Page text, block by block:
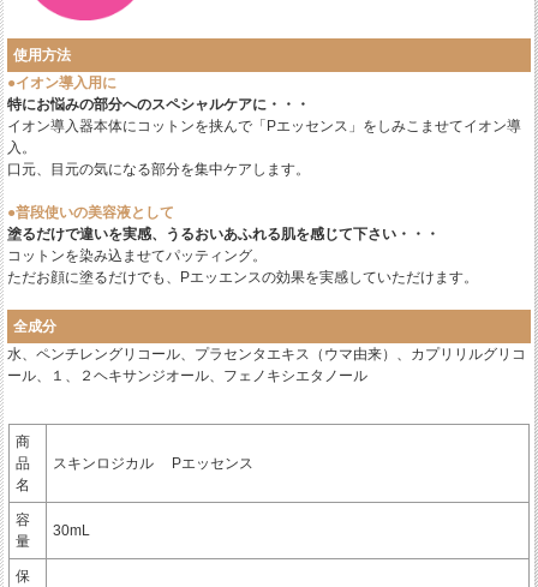
使用方法
●イオン導入用に
特にお悩みの部分へのスペシャルケアに・・・
イオン導入器本体にコットンを挟んで「Pエッセンス」をしみこませてイオン導
入。
口元、目元の気になる部分を集中ケアします。
●普段使いの美容液として
塗るだけで違いを実感、うるおいあふれる肌を感じて下さい・・・
コットンを染み込ませてパッティング。
ただお顔に塗るだけでも、Pエッエンスの効果を実感していただけます。
全成分
水、ペンチレングリコール、プラセンタエキス（ウマ由来）、カプリリルグリコ
ール、１、２ヘキサンジオール、フェノキシエタノール
商
品
名
スキンロジカル Pエッセンス
容
量
30mL
保